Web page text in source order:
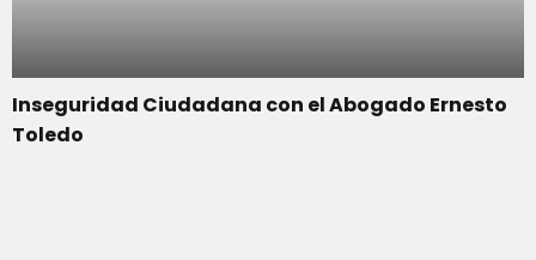
Inseguridad Ciudadana con el Abogado Ernesto
Toledo